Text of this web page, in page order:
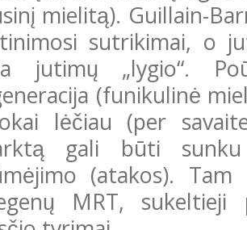
mielitą). Guillain-
sutrikimai, o
jutimų „lygio“.
(funikulinė
lėčiau (per
gali būti
(atakos).
MRT, sukeltieji